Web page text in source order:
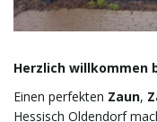
Herzlich willkommen
Einen perfekten Zaun,
Hessisch Oldendorf